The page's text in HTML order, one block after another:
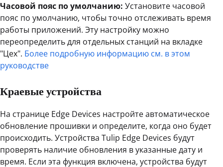
Часовой пояс по умолчанию: Установите часовой
пояс по умолчанию, чтобы точно отслеживать время
работы приложений. Эту настройку можно
переопределить для отдельных станций на вкладке
"Цех". Более подробную информацию см. в этом
руководстве
Краевые устройства
На странице Edge Devices настройте автоматическое
обновление прошивки и определите, когда оно будет
происходить. Устройства Tulip Edge Devices будут
проверять наличие обновления в указанные дату и
время. Если эта функция включена, устройства будут